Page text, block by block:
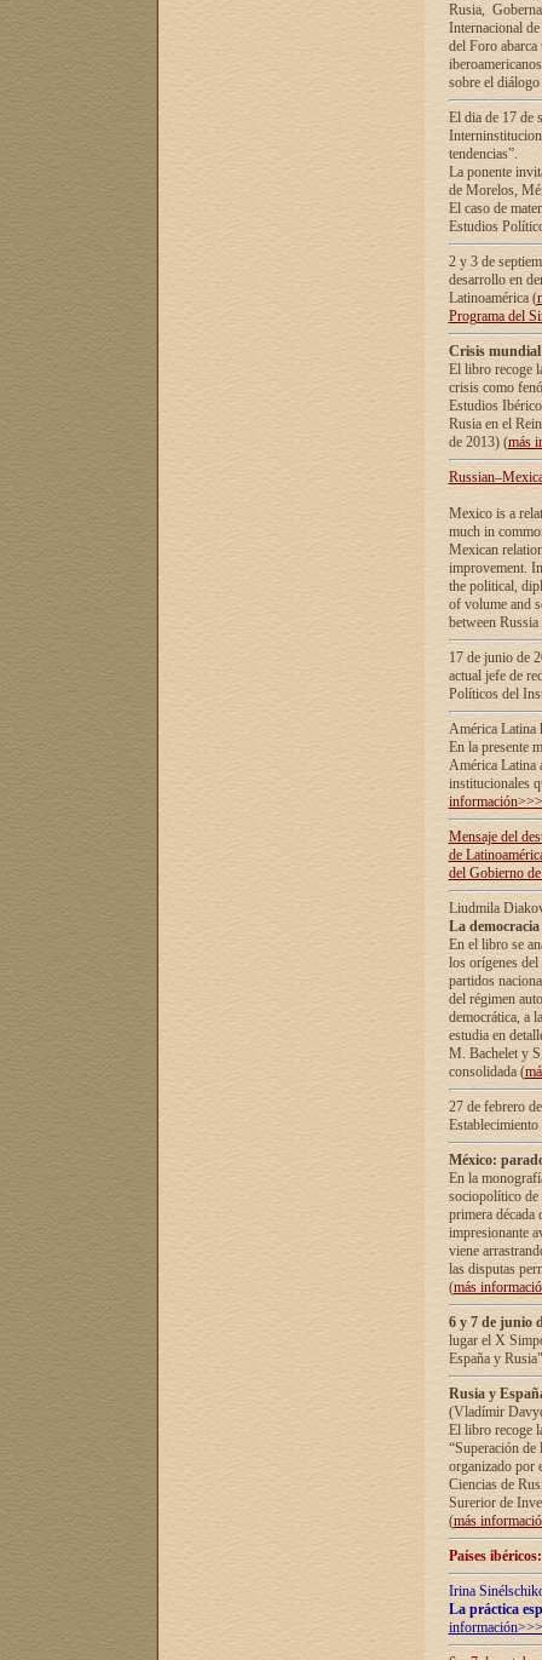
Rusia,
Internacional
del Foro
sobre el
El dia de 17 de
tendencias”.
La ponente
de Morelos,
El caso de
Estudios
2 y 3 de
desarrollo en
Latinoamérica (
Programa del
Crisis
El libro recoge
crisis como
Estudios
Rusia en el
de 2013) (más
Mexico is a
much in
Mexican
improvement.
the political,
of volume and
between
17 de junio de
actual jefe de
Políticos del
América Latina
En la presente
América Latina
institucionales
información>>>
Mensaje del
de
del Gobierno
Liudmila
La
En el libro se
los orígenes
partidos
del régimen
democrática, а
estudia en
М. Bachelet у
consolidada (
27 de febrero
México:
En la
sociopolítico de
primera década
impresionante
viene
las disputas
(más
6 y 7 de junio
lugar el X
España y
Rusia y
(Vladímir
El libro recoge
“Superación
organizado por
Ciencias de
Surerior de
(más
Países
Irina
La práctica
información>>>